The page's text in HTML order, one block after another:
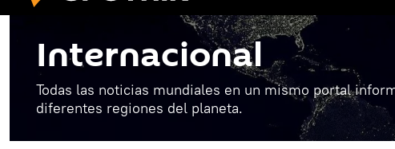
Internacional
Todas las noticias mundiales en un mismo portal
diferentes regiones del planeta.